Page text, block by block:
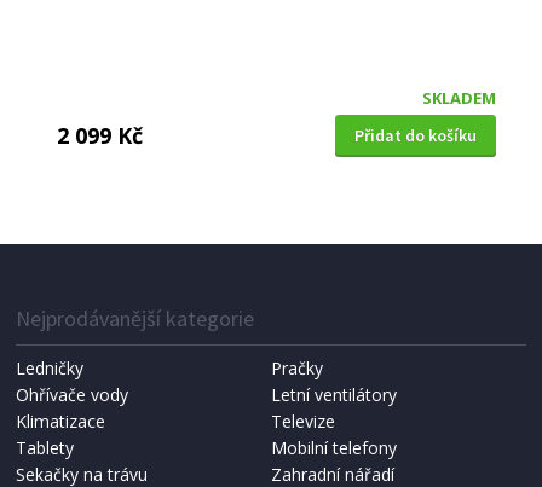
SKLADEM
2 099 Kč Přidat do košíku
Jata E BQ1 (rozbaleno)
Nejprodávanější kategorie
Ledničky
Pračky
Ohřívače vody
Letní ventilátory
Klimatizace
Televize
Tablety
Mobilní telefony
Sekačky na trávu
Zahradní nářadí